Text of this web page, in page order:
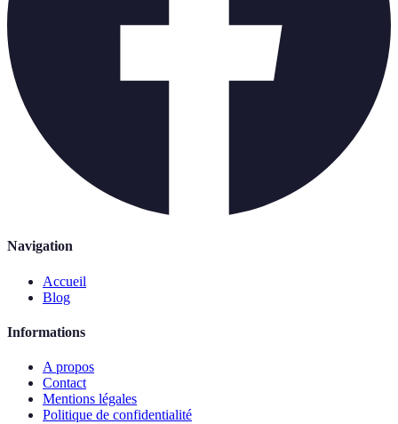
Navigation
Accueil
Blog
Informations
A propos
Contact
Mentions légales
Politique de confidentialité